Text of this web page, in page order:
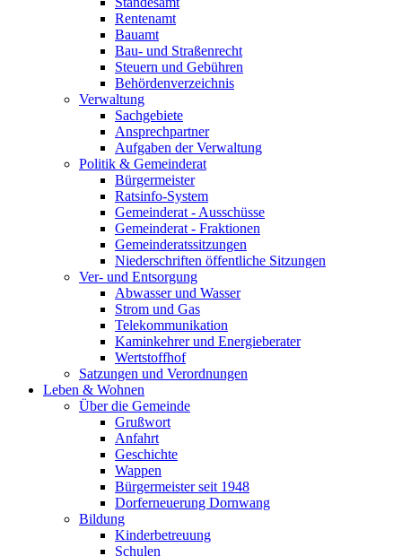
Rentenamt
Bauamt
Bau- und Straßenrecht
Steuern und Gebühren
Behördenverzeichnis
Verwaltung
Sachgebiete
Ansprechpartner
Aufgaben der Verwaltung
Politik & Gemeinderat
Bürgermeister
Ratsinfo-System
Gemeinderat - Ausschüsse
Gemeinderat - Fraktionen
Gemeinderatssitzungen
Niederschriften öffentliche Sitzungen
Ver- und Entsorgung
Abwasser und Wasser
Strom und Gas
Telekommunikation
Kaminkehrer und Energieberater
Wertstoffhof
Satzungen und Verordnungen
Leben & Wohnen
Über die Gemeinde
Grußwort
Anfahrt
Geschichte
Wappen
Bürgermeister seit 1948
Dorferneuerung Dornwang
Bildung
Kinderbetreuung
Schulen